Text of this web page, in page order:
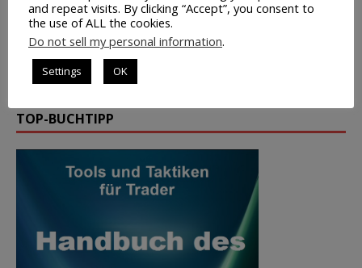
Leerverkäufe – Institutionelle
Insider-Handel Transaktionen
Saisonale Charts
TOP-BUCHTIPP
and repeat visits. By clicking “Accept”, you consent to
the use of ALL the cookies.
Do not sell my personal information.
Settings OK